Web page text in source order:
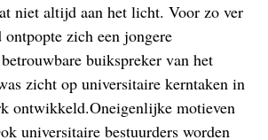
niet altijd aan het licht. Voor zo ver
zich een jongere
buikspreker van het
zicht op universitaire kerntaken in
ontwikkeld.Oneigenlijke motieven
universitaire bestuurders worden